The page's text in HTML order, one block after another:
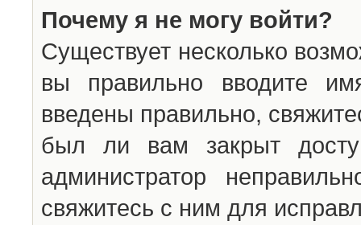
Почему я не могу войти?
Существует несколько
вы правильно вводите
введены правильно,
был ли вам закрыт
администратор
свяжитесь с ним для